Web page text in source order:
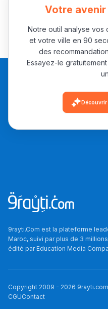
Ki Derti Liha
Votre
Notre outil analyse vos
et votre ville en 90
des
Essayez-le
9rayti.Com est la plateforme
Maroc, suivi par plus de 3
édité parEducation Media
Copyright 2009 - 2026
CGUContact